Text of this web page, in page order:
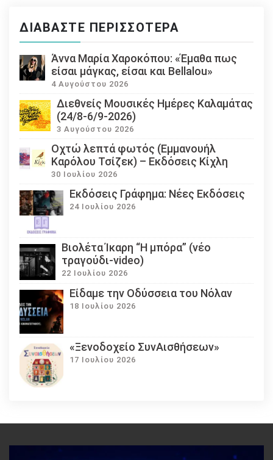
ΔΙΑΒΆΣΤΕ ΠΕΡΙΣΣΌΤΕΡΑ
Άννα Μαρία Χαροκόπου: «Έμαθα πως
είσαι μάγκας, είσαι και Bellalou»
4 Αυγούστου 2026
Διεθνείς Μουσικές Ημέρες Καλαμάτας
(24/8-6/9-2026)
3 Αυγούστου 2026
Οχτώ λεπτά φωτός (Εμμανουήλ
Καρόλου Τσίζεκ) – Εκδόσεις Κίχλη
30 Ιουλίου 2026
Εκδόσεις Γράφημα: Νέες Εκδόσεις
24 Ιουλίου 2026
Βιολέτα Ίκαρη “Η μπόρα” (νέο
τραγούδι-video)
22 Ιουλίου 2026
Eίδαμε την Οδύσσεια του Νόλαν
18 Ιουλίου 2026
«Ξενοδοχείο ΣυνΑισθήσεων»
17 Ιουλίου 2026